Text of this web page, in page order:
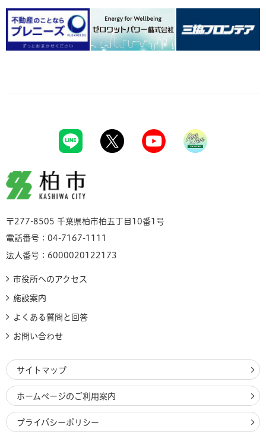
柏市
〒277-8505 千葉県柏市柏五丁目10番1号
電話番号：04-7167-1111
法人番号：6000020122173
市役所へのアクセス
施設案内
よくある質問と回答
お問い合わせ
サイトマップ
ホームページのご利用案内
プライバシーポリシー